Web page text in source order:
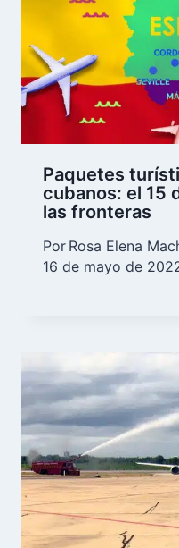
Paquetes
cubanos: el 15
las fronteras
Por Rosa Elena
16 de mayo de